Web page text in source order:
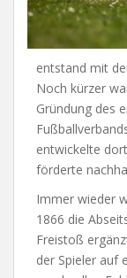
entstand mit
Noch kürzer
Gründung des
entwickelte
förderte
Immer wieder
1866 die
Freistoß
der Spieler auf